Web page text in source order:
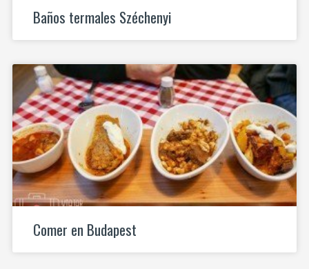
Baños termales Széchenyi
Comer en Budapest